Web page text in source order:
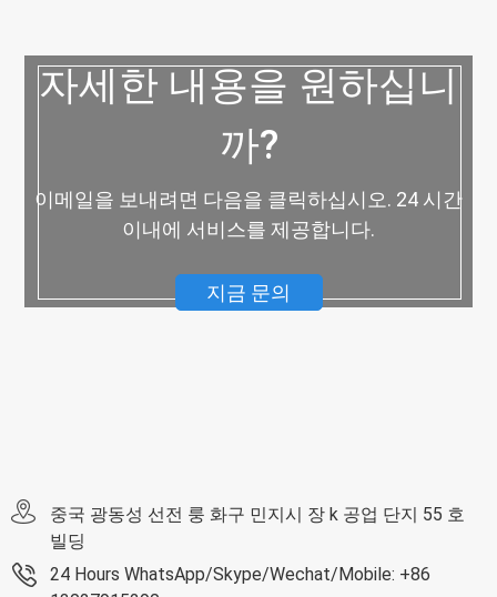
자세한 내용을 원하십니
까?
이메일을 보내려면 다음을 클릭하십시오. 24 시간
이내에 서비스를 제공합니다.
지금 문의
중국 광동성 선전 룽 화구 민지시 장 k 공업 단지 55 호
빌딩
24 Hours WhatsApp/Skype/Wechat/Mobile: +86